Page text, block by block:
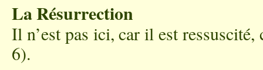
La Résurrection
Il n’est pas ici, car il est
6).